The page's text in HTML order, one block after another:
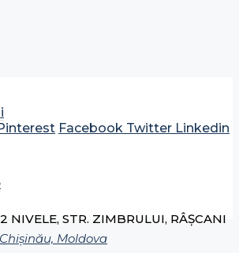
Facebook Twitter Linkedin
NIVELE, STR. ZIMBRULUI, RÂȘCANI
Moldova